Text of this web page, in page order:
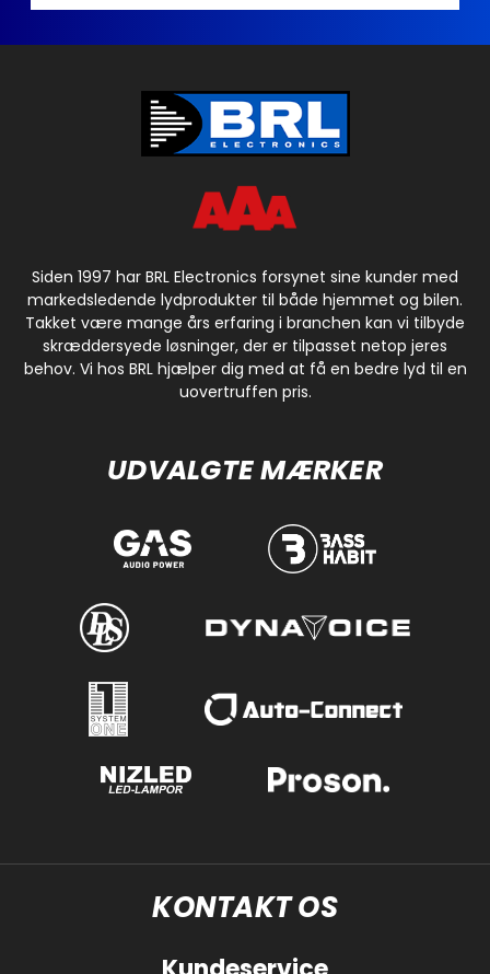
Siden 1997 har BRL Electronics forsynet sine kunder med
markedsledende lydprodukter til både hjemmet og bilen.
Takket være mange års erfaring i branchen kan vi tilbyde
skræddersyede løsninger, der er tilpasset netop jeres
behov. Vi hos BRL hjælper dig med at få en bedre lyd til en
uovertruffen pris.
UDVALGTE MÆRKER
KONTAKT OS